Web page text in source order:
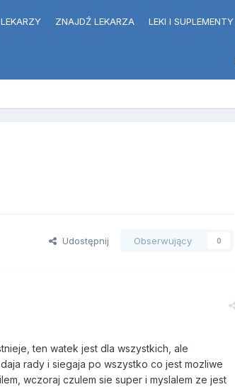
ZNAJDŹ LEKARZA LEKI I SUPLEMENTY
Udostępnij Obserwujący 0
ten watek jest dla wszystkich, ale
rady i siegaja po wszystko co jest mozliwe
wczoraj czulem sie super i myslalem ze jest